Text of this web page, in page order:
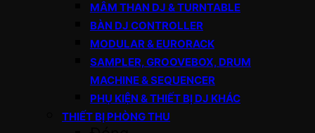
MÂM THAN DJ & TURNTABLE
BÀN DJ CONTROLLER
MODULAR & EURORACK
SAMPLER, GROOVEBOX, DRUM
MACHINE & SEQUENCER
PHỤ KIỆN & THIẾT BỊ DJ KHÁC
THIẾT BỊ PHÒNG THU